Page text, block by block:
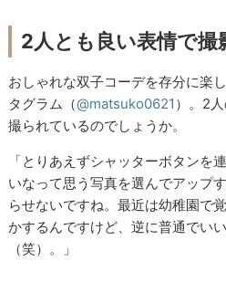
2人とも良い表情で撮
おしゃれな双子コーデを存分に楽
タグラム（@matsuko0621 ）。 2
撮られているのでしょうか。
「とりあえずシャッターボタンを
いなって思う写真を選んでアップ
らせないですね。最近は幼稚園で
かするんですけど、逆に普通でい
（笑）。」